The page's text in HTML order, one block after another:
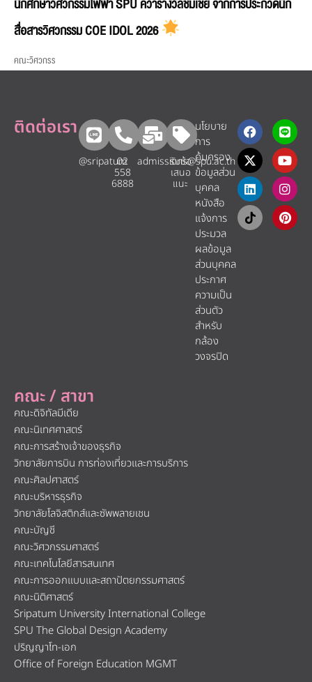
นักศึกษาวิศวกรรมไฟฟ้า SPU คว้ารางวัลชมเชย จากการประกวดนัก
สื่อสารวิศวกรรม COE IDOL 2026
คณะวิศวกรร
คณะ / สาขา
คณะดิจิทัลมีเดีย
คณะนิเทศศาสตร์
คณะการสร้างเจ้าของธุรกิจ
วิทยาลัยการบิน การท่องเที่ยวและการบริการ
คณะศิลปศาสตร์
คณะบริหารธุรกิจ
วิทยาลัยโลจิสติกส์และซัพพลายเชน
คณะบัญชี
คณะวิศวกรรมศาสตร์
คณะเทคโนโลยีสารสนเทศ
คณะการออกแบบและสถาปัตยกรรมศาสตร์
คณะนิติศาสตร์
Sripatum University International College
SPU The Global Design Academy
ปริญญาโท-เอก
Office of Foreign Education MGMT
ติดต่อเรา
@sripatum
02
558
6888
admissions@spu.ac.th
รับข้อ
เสนอ
แนะ​
นโยบาย
การ
คุ้มครอง
ข้อมูลส่วน
บุคคล
หนังสือ
แจ้งการ
ประมวล
ผลข้อมูล
ส่วนบุคคล
ประกาศ
ความเป็น
ส่วนตัว
สำหรับ
กล้อง
วงจรปิด